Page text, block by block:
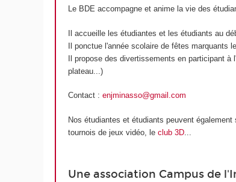
Le BDE accompagne et anime la vie des
Il accueille les étudiantes et les étudiants au
Il ponctue l'année scolaire de fêtes marquants
Il propose des divertissements en participant
plateau...)
Contact : enjminasso@gmail.com
Nos étudiantes et étudiants peuvent
tournois de jeux vidéo, le club 3D...
Une association Campus de